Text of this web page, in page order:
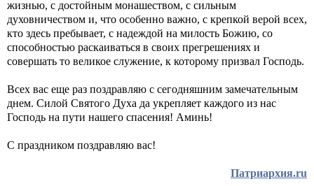
жизнью, с достойным монашеством, с сильным
духовничеством и, что особенно важно, с крепкой верой всех,
кто здесь пребывает, с надеждой на милость Божию, со
способностью раскаиваться в своих прегрешениях и
совершать то великое служение, к которому призвал Господь.
Всех вас еще раз поздравляю с сегодняшним замечательным
днем. Силой Святого Духа да укрепляет каждого из нас
Господь на пути нашего спасения! Аминь!
С праздником поздравляю вас!
Патриархия.ru